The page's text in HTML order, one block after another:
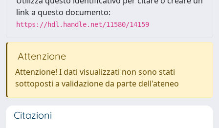
link a questo documento:
https://hdl.handle.net/11580/14159
Attenzione
Attenzione! I dati visualizzati non sono stati
sottoposti a validazione da parte dell'ateneo
Citazioni